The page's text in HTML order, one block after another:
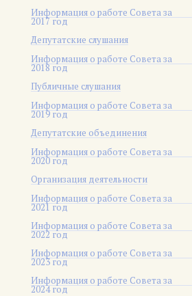
Информация о работе Совета за
2017 год
Депутатские слушания
Информация о работе Совета за
2018 год
Публичные слушания
Информация о работе Совета за
2019 год
Депутатские объединения
Информация о работе Совета за
2020 год
Организация деятельности
Информация о работе Совета за
2021 год
Информация о работе Совета за
2022 год
Информация о работе Совета за
2023 год
Информация о работе Совета за
2024 год